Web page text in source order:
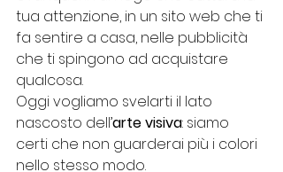
tua attenzione, in un sito web che ti
fa sentire a casa, nelle pubblicità
che ti spingono ad acquistare
qualcosa.
Oggi vogliamo svelarti il lato
nascosto dell’arte visiva: siamo
certi che non guarderai più i colori
nello stesso modo.